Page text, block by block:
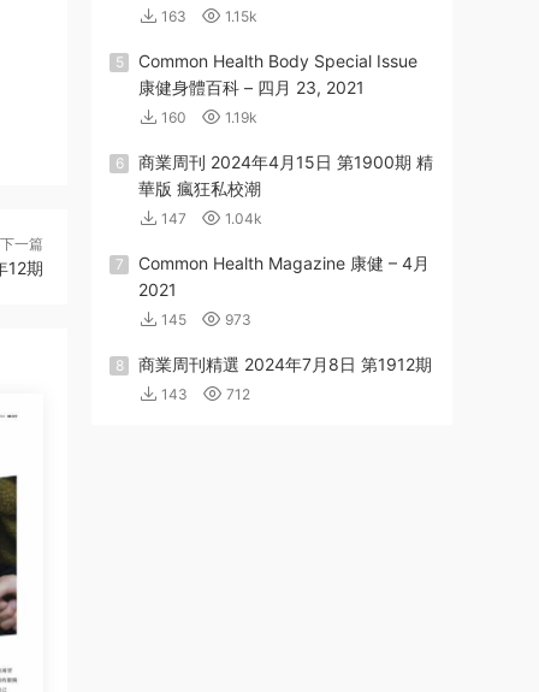
下一篇
12期
163 1.15k
5
Common Health Body Special Issue
康健身體百科 – 四月 23, 2021
160 1.19k
6
商業周刊 2024年4月15日 第1900期 精
華版 瘋狂私校潮
147 1.04k
7
Common Health Magazine 康健 – 4月
2021
145 973
8 商業周刊精選 2024年7月8日 第1912期
143 712